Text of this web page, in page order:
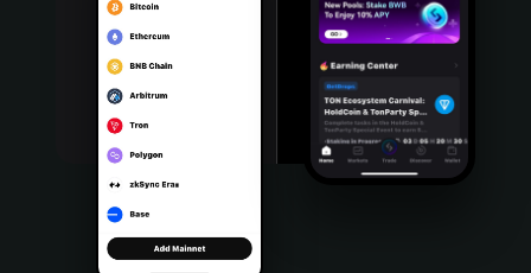
Português (Portugal)
Bahasa Indonesia
Português (Brasil)
Español (Argentina)